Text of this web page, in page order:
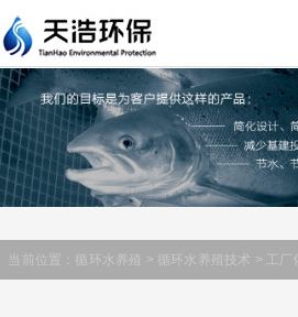
当前位置： 循环水养殖 > 循环水养殖技术 > 工厂